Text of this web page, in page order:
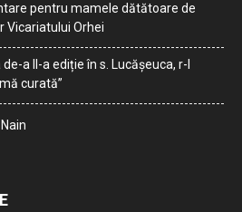
pentru mamele dătătoare de
Vicariatului Orhei
a II-a ediție în s. Lucășeuca, r-l
curată”